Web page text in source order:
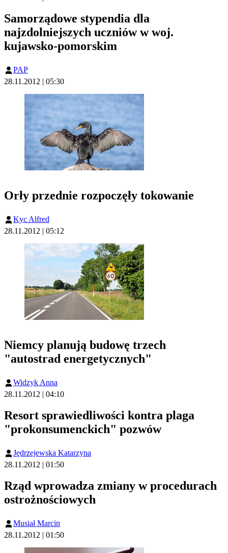
Samorządowe stypendia dla
najzdolniejszych uczniów w woj.
kujawsko-pomorskim
PAP
28.11.2012 | 05:30
Orły przednie rozpoczęły tokowanie
Kyc Alfred
28.11.2012 | 05:12
Niemcy planują budowę trzech
"autostrad energetycznych"
Widzyk Anna
28.11.2012 | 04:10
Resort sprawiedliwości kontra plaga
"prokonsumenckich" pozwów
Jędrzejewska Katarzyna
28.11.2012 | 01:50
Rząd wprowadza zmiany w procedurach
ostrożnościowych
Musiał Marcin
28.11.2012 | 01:50